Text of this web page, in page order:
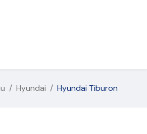
Hyundai Hyundai Tiburon